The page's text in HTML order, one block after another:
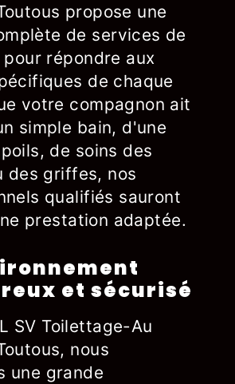
propose une
de services de
répondre aux
de chaque
votre compagnon ait
simple bain, d'une
de soins des
des griffes, nos
qualifiés sauront
prestation adaptée.
et sécurisé
SV Toilettage-Au
nous
une grande